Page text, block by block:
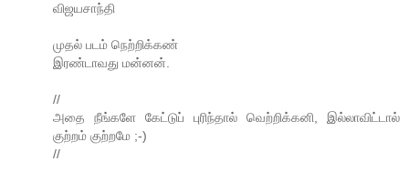
விஜயசாந்தி
முதல் படம் நெற்றிக்கண்
இரண்டாவது மன்னன்.
//
அதை நீங்களே கேட்டுப் புரிந்தால் வெற்றிக்கனி, இல்லாவிட்டால்
குற்றம் குற்றமே ;-)
//